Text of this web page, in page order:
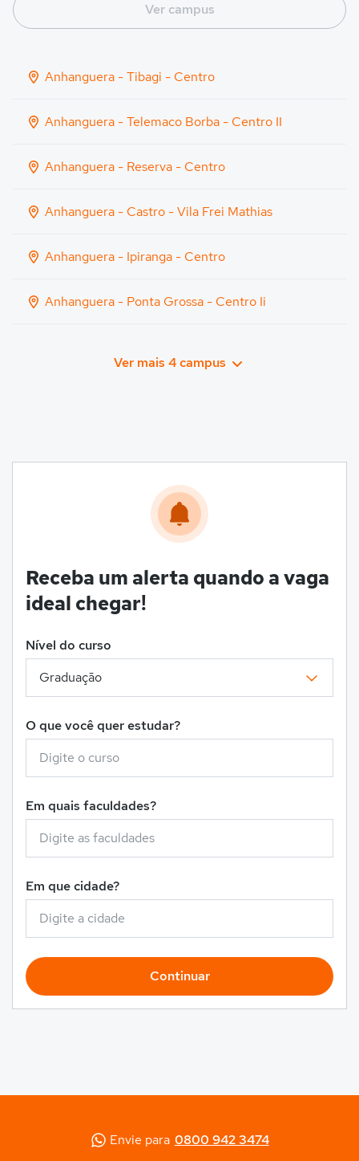
Ver campus
Anhanguera - Tibagi - Centro
Anhanguera - Telemaco Borba - Centro II
Anhanguera - Reserva - Centro
Anhanguera - Castro - Vila Frei Mathias
Anhanguera - Ipiranga - Centro
Anhanguera - Ponta Grossa - Centro Ii
Ver mais 4 campus
Receba um alerta quando a vaga
ideal chegar!
Nível do curso
O que você quer estudar?
Em quais faculdades?
Em que cidade?
Continuar
Envie para 0800 942 3474